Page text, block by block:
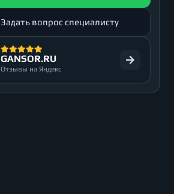
Задать вопрос специалисту
GANSOR.RU
Отзывы на Яндекс